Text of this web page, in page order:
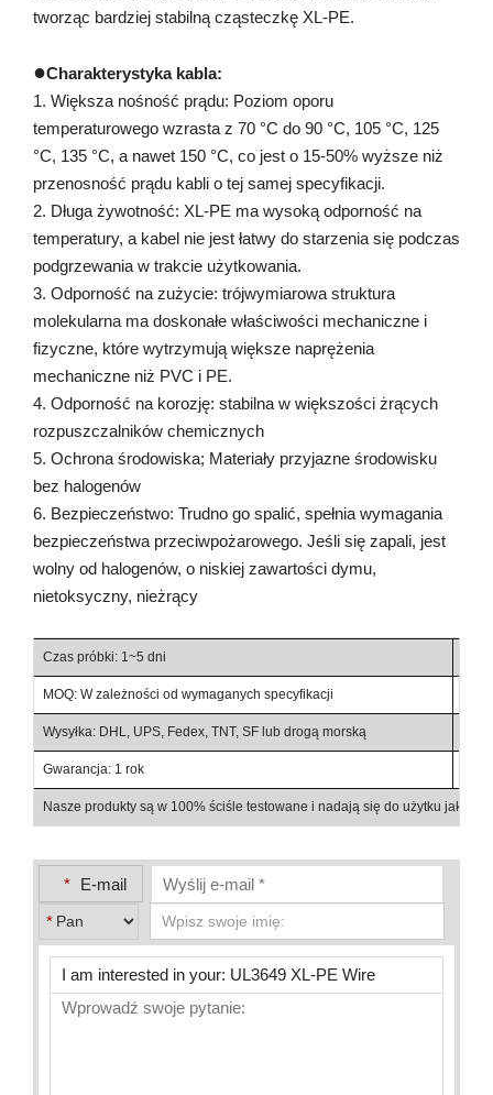
tworząc bardziej stabilną cząsteczkę XL-PE.
●Charakterystyka kabla:
1. Większa nośność prądu: Poziom oporu
temperaturowego wzrasta z 70 °C do 90 °C, 105 °C, 125
°C, 135 °C, a nawet 150 °C, co jest o 15-50% wyższe niż
przenosność prądu kabli o tej samej specyfikacji.
2. Długa żywotność: XL-PE ma wysoką odporność na
temperatury, a kabel nie jest łatwy do starzenia się podczas
podgrzewania w trakcie użytkowania.
3. Odporność na zużycie: trójwymiarowa struktura
molekularna ma doskonałe właściwości mechaniczne i
fizyczne, które wytrzymują większe naprężenia
mechaniczne niż PVC i PE.
4. Odporność na korozję: stabilna w większości żrących
rozpuszczalników chemicznych
5. Ochrona środowiska; Materiały przyjazne środowisku
bez halogenów
6. Bezpieczeństwo: Trudno go spalić, spełnia wymagania
bezpieczeństwa przeciwpożarowego. Jeśli się zapali, jest
wolny od halogenów, o niskiej zawartości dymu,
nietoksyczny, nieżrący
Czas próbki: 1~5 dni
MOQ: W zależności od wymaganych specyfikacji
Wysyłka: DHL, UPS, Fedex, TNT, SF lub drogą morską
Gwarancja: 1 rok
Nasze produkty są w 100% ściśle testowane i nadają się do użytku jako
* E-mail
*